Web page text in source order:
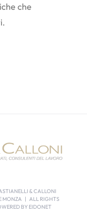
che
& CALLONI
MONZA | ALL RIGHTS
BY EIDONET